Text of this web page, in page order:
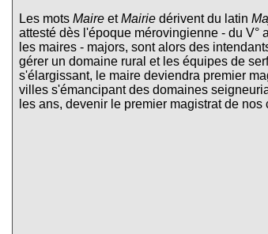
Les mots Maire etMairie dérivent du latin
attesté dès l'époque mérovingienne - du V°
les maires - majors, sont alors des
gérer un domaine rural et les équipes de
s'élargissant, le maire deviendra premier
villes s'émancipant des domaines
les ans, devenir le premier magistrat de nos